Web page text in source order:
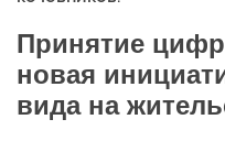
Принятие
новая
вида на